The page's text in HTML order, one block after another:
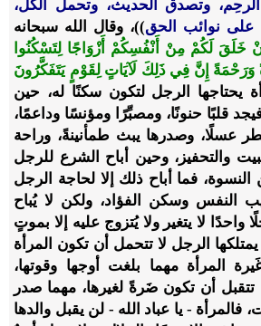
الرحِم، وتصدق الحديث، وتحمل الكَلَّ،
على نوائب الحق))، وقال الله سبحانه
خَلَقَ لَكُمْ مِنْ أَنْفُسِكُمْ أَزْوَاجًا لِتَسْكُنُوا
وَرَحْمَةً إِنَّ فِي ذَلِكَ لَآيَاتٍ لِقَوْمٍ يَتَفَكَّرُونَ
فالمرأة يحتاجها الرجل لتكون سكنًا له، حين
قلبًا حنونًا، ومصبِّرًا ومؤنسًا وداعمًا،
عسلًا، وصدرها يبث طمأنينةً، وراحة
والتحفيز، وحين أباح الشرع للرجل
فما أباح ذلك إلا لحاجة الرجل
النفس وسكن الفؤاد، ولكن لا يُباح
واحدًا لا يتغير ولا يُتزوج عليه إلا بموتٍ
يمتلكها الرجل لا تتحمل أن تكون المرأة
المرأة مهما بلغت أوجها وقوتها،
تتقبل أن تكون ضَرةً لغيرها، مهما صدر
فالمرأة - يا عباد الله - لن يقبل والدها